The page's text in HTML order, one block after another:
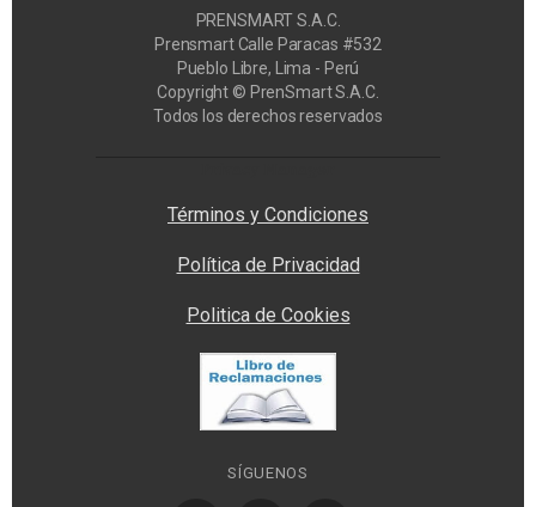
PRENSMART S.A.C.
Prensmart Calle Paracas #532
Pueblo Libre, Lima - Perú
Copyright © PrenSmart S.A.C.
Todos los derechos reservados
Términos y Condiciones
Política de Privacidad
Politica de Cookies
SÍGUENOS